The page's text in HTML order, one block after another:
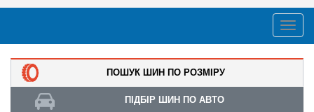
ПОШУК ШИН ПО РОЗМІРУ
ПІДБІР ШИН ПО АВТО